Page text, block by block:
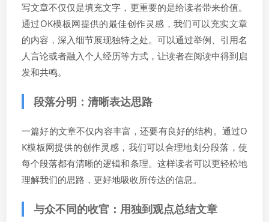
写文章不仅仅是填充文字，更重要的是给读者带来价值。
通过OK模板网提供的最佳创作灵感，我们可以充实文章
的内容，深入细节展现独特之处。可以通过举例、引用名
人言论或者融入个人经历等方式，让读者在阅读中得到启
发和共鸣。
段落分明：清晰表达思路
一篇好的文章不仅内容丰富，还要有良好的结构。通过O
K模板网提供的创作灵感，我们可以合理地划分段落，使
每个段落都有清晰的逻辑和条理。这样读者可以更轻松地
理解我们的思路，更好地吸收所传达的信息。
与众不同的收官：用独到观点总结文章